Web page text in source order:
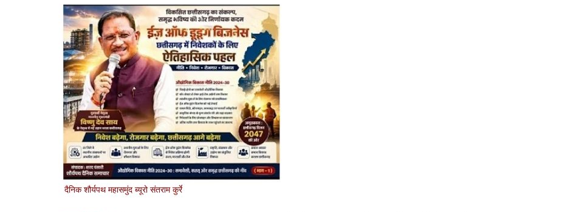
दैनिक शौर्यपथ महासमुंद ब्यूरो संतराम कुर्रे